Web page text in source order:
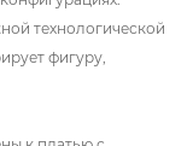
технологической
фигуру,